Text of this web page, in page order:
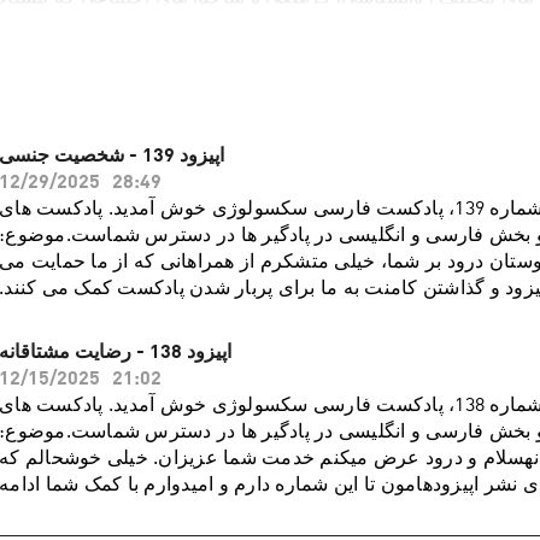
اپیزود 139 - شخصیت جنسی
12/29/2025
28:49
به اپیزود شماره 139، پادکست فارسی سکسولوژی خوش آمدید. پادکست های
بخش فارسی و انگلیسی در پادگیر ها در دسترس شماست.موضوع:
درود بر شما، خیلی متشکرم از همراهانی که از ما حمایت می
و گذاشتن کامنت به ما برای پربار شدن پادکست کمک می کنند.
صحبت کنیم. از مهمترین موارد این قسمت می شود به موارد زیر
خود شناسی جنسی در افزایش کیفیت رابطه جنسی بسیار موثر
خود واقعی همراهمان به جذابیت در رابطه جنسی کمک می
اخلاقی ما می تواند نگرش ما به انجام فانتزی جنسی را تعیین
های جنسی مختلف· پیچیدگی انسان ها تاثیر بسیاری در
جنسی در افراد دارد.درباره دکتر نازنین معالیدکتر نازنین معالی،
و پژوهشگر روابط جنسی، دارای بورد فوق تخصصی در بیمارستان
اپیزود 138 - رضایت مشتاقانه
12/15/2025
21:02
به اپیزود شماره 138، پادکست فارسی سکسولوژی خوش آمدید. پادکست های
بخش فارسی و انگلیسی در پادگیر ها در دسترس شماست.موضوع:
و درود عرض میکنم خدمت شما عزیزان. خیلی خوشحالم که
نشر اپیزودهامون تا این شماره دارم و امیدوارم با کمک شما ادامه